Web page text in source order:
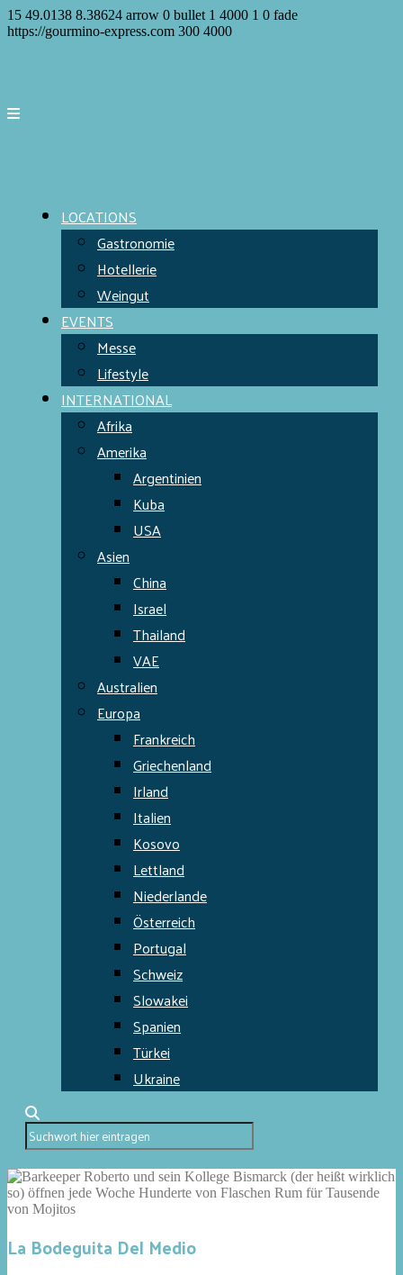
15 49.0138 8.38624 arrow 0 bullet 1 4000 1 0 fade
https://gourmino-express.com 300 4000
LOCATIONS
Gastronomie
Hotellerie
Weingut
EVENTS
Messe
Lifestyle
INTERNATIONAL
Afrika
Amerika
Argentinien
Kuba
USA
Asien
China
Israel
Thailand
VAE
Australien
Europa
Frankreich
Griechenland
Irland
Italien
Kosovo
Lettland
Niederlande
Österreich
Portugal
Schweiz
Slowakei
Spanien
Türkei
Ukraine
La Bodeguita Del Medio